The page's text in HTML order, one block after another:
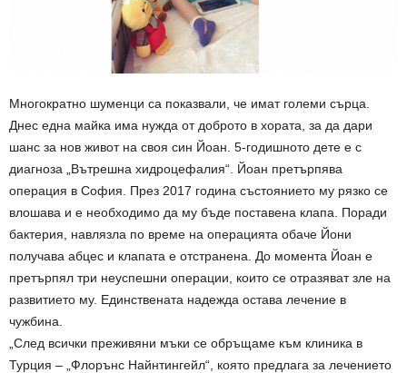
Многократно шуменци са показвали, че имат големи сърца.
Днес една майка има нужда от доброто в хората, за да дари
шанс за нов живот на своя син Йоан. 5-годишното дете е с
диагноза „Вътрешна хидроцефалия“. Йоан претърпява
операция в София. През 2017 година състоянието му рязко се
влошава и е необходимо да му бъде поставена клапа. Поради
бактерия, навлязла по време на операцията обаче Йони
получава абцес и клапата е отстранена. До момента Йоан е
претърпял три неуспешни операции, които се отразяват зле на
развитието му. Единствената надежда остава лечение в
чужбина.
„След всички преживяни мъки се обръщаме към клиника в
Турция – „Флорънс Найнтингейл“, която предлага за лечението